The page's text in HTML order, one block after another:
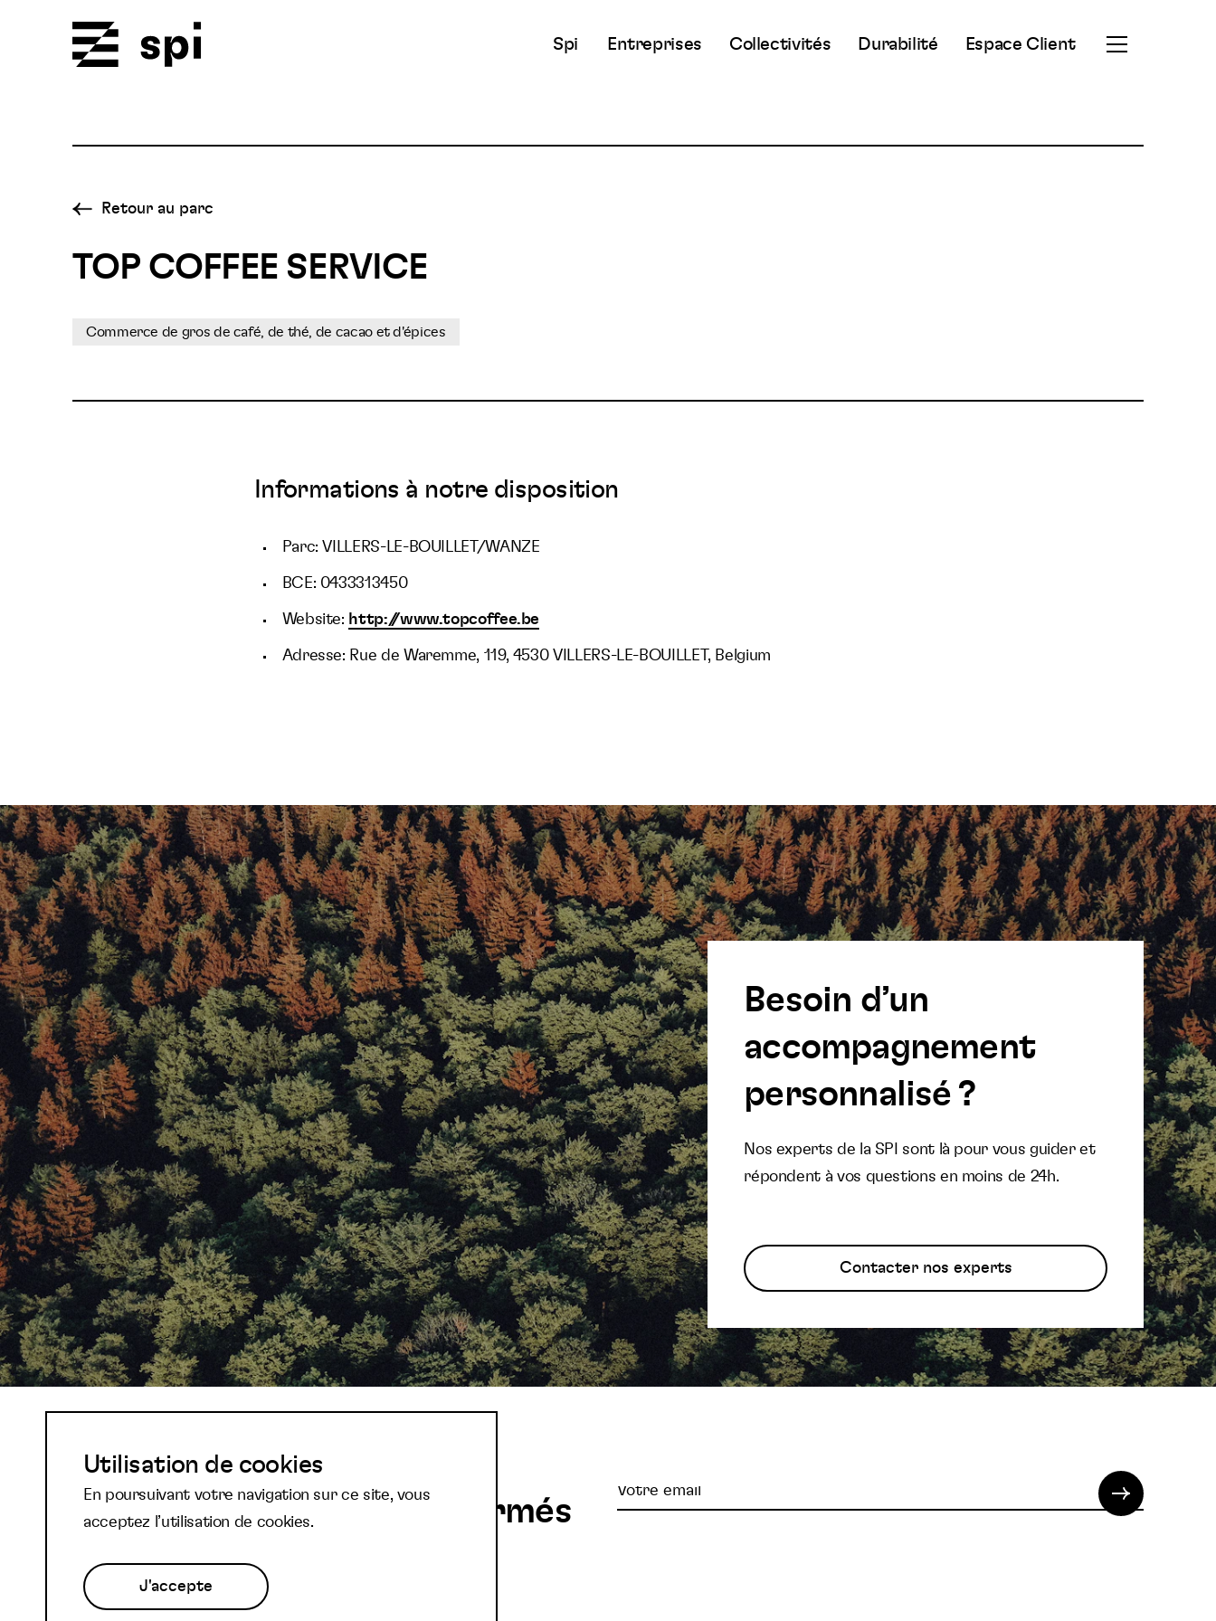
Spi Entreprises Collectivités Durabilité Espace Client
Ouvrir
Retour au parc
TOP COFFEE SERVICE
Commerce de gros de café, de thé, de cacao et d'épices
Informations à notre disposition
Parc: VILLERS-LE-BOUILLET/WANZE
BCE: 0433313450
Website: http://www.topcoffee.be
Adresse: Rue de Waremme, 119, 4530 VILLERS-LE-BOUILLET, Belgium
Besoin d’un
accompagnement
personnalisé ?
Nos experts de la SPI sont là pour vous guider et
répondent à vos questions en moins de 24h.
Contacter nos experts
Abonnez-vous à notre
newsletter et restez informés
Votre
Utilisation de cookies
En poursuivant votre navigation sur ce site, vous
acceptez l’utilisation de cookies.
J'accepte